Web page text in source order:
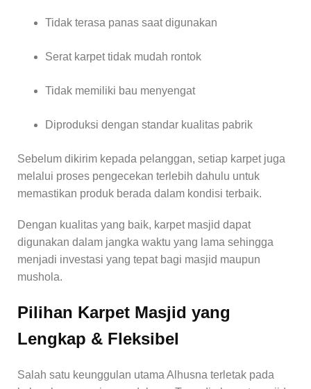
Tidak terasa panas saat digunakan
Serat karpet tidak mudah rontok
Tidak memiliki bau menyengat
Diproduksi dengan standar kualitas pabrik
Sebelum dikirim kepada pelanggan, setiap karpet juga
melalui proses pengecekan terlebih dahulu untuk
memastikan produk berada dalam kondisi terbaik.
Dengan kualitas yang baik, karpet masjid dapat
digunakan dalam jangka waktu yang lama sehingga
menjadi investasi yang tepat bagi masjid maupun
mushola.
Pilihan Karpet Masjid yang
Lengkap & Fleksibel
Salah satu keunggulan utama Alhusna terletak pada